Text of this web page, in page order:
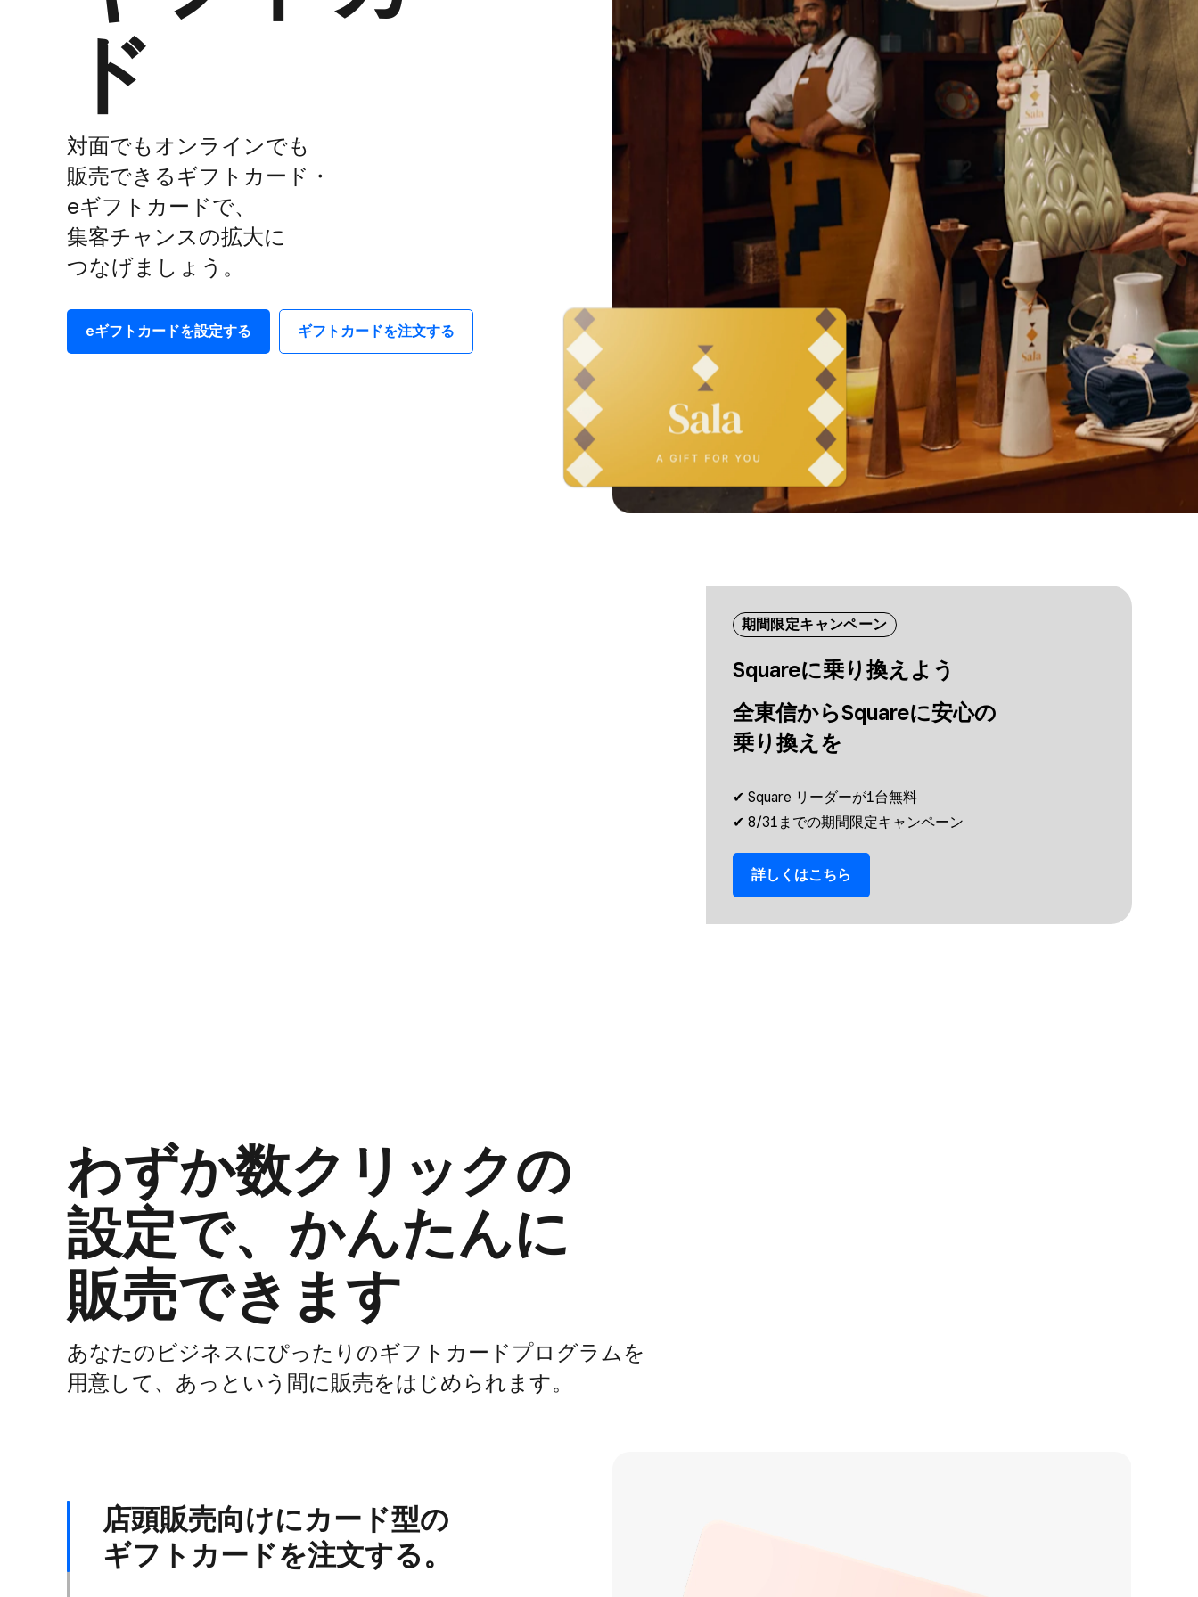
ド
対面でも​オンラインでも​
販売できる​ギフトカード・
eギフトカードで、​
集客チャンスの​拡大に​
つなげましょう。
eギフトカードを​設定する ギフトカードを​注文する
期間限定キャンペーン
Squareに​乗り換えよう
全東​信から​Squareに​安心の​
乗り換えを
✔︎ Square リーダーが​1台無料
✔︎ 8/31までの​期間限定キャンペーン
詳しくは​こちら
わずか​​​​​​​​数クリックの
設定で、​​​​​​​​かんたんに
販売できます
あなたの​​​​​​​​ビジネスに​​​​​​​​ぴったりの​​​​​​​​ギフトカードプログラムを​​​​​​​​
用意して、​​​​​​​​あっと​​​​​​​​いう​​​​​​​​間に​​​​​​​​販売を​​​​​​​​はじめられます。
店頭販売向けに​​​​​​​​カード型の​​​​​​​​
ギフトカードを​​​​​​​​注文する。